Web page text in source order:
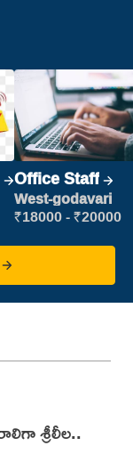
Office Staff
West-godavari
₹18000 - ₹20000
శ్రీలీల..